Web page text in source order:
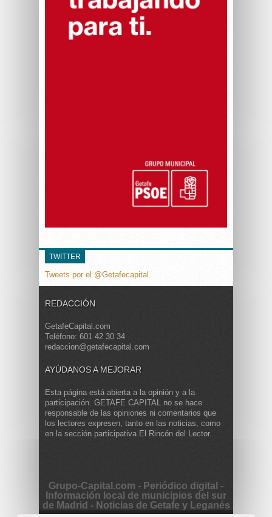
TWITTER
Tweets por el @Getafecapital.
REDACCIÓN
GetafeCapital.com
Teléfono: 601 42 30 34
redaccion@getafecapital.com
AYÚDANOS A MEJORAR
Esta página está abierta a la opinión y a la
participación. GETAFE CAPITAL no se hace
responsable de las opiniones ni comentarios que
los lectores expresen, tanto en las noticias, como
en la sección participativa El Rincón del Lector.
Grupo-Capital.com - Periódico digital -
Información local de municipios del sur
de Madrid - Noticias de Getafe y Leganés